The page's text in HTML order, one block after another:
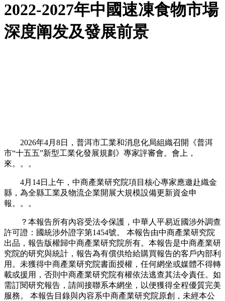
2022-2027年中國速凍食物市場
深度阐发及發展前景
2026年4月8日，普洱市工業和消息化局組織召開《普洱
市“十五五”新型工業化發展規劃》專家評審會。會上，
來。。。
4月14日上午，中商產業研究院項目核心專家應邀赴織金
縣，為全縣工業及物流企業開展大規模設備更新資金申
報。。。
？本報告所有內容受法令保護，中華人平易近國涉外調查
許可證：國統涉外證字第1454號。 本報告由中商產業研究院
出品，報告版權歸中商產業研究院所有。本報告是中商產業研
究院的研究與統計，報告為有償供给給購買報告的客戶內部利
用。未獲得中商產業研究院書面授權，任何網坐或媒體不得轉
載或援用，否則中商產業研究院有權依法逃查其法令責任。如
需訂閱研究報告，請间接聯系本網坐，以便獲得全程優質完美
服務。 本報告目錄與內容系中商產業研究院原創，未經本公